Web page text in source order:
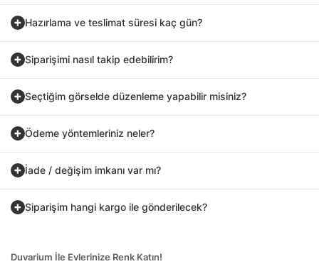
Hazırlama ve teslimat süresi kaç gün?
Siparişimi nasıl takip edebilirim?
Seçtiğim görselde düzenleme yapabilir misiniz?
Ödeme yöntemleriniz neler?
İade / değişim imkanı var mı?
Siparişim hangi kargo ile gönderilecek?
Duvarium İle Evlerinize Renk Katın!